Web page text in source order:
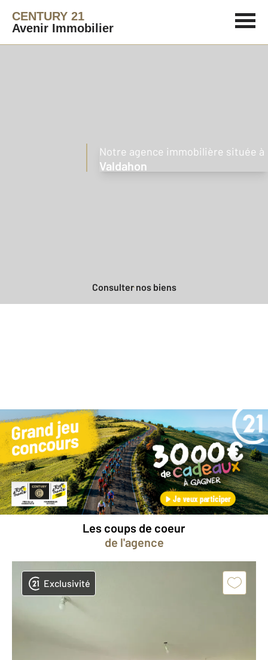
CENTURY 21
Avenir Immobilier
Notre agence immobilière située à
Valdahon
Consulter nos biens
Besoin d'une estimation
gratuitepour votre bien ?
Prendre rendez-vous avec un professionnel
Les coups de coeur
de l'agence
Exclusivité